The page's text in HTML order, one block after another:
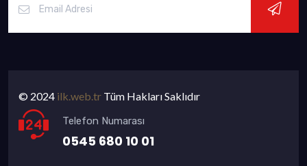
© 2024 ilk.web.tr Tüm Hakları Saklıdır
Telefon Numarası
0545 680 10 01